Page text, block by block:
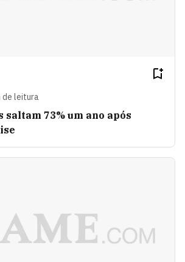
de leitura
saltam 73% um ano após